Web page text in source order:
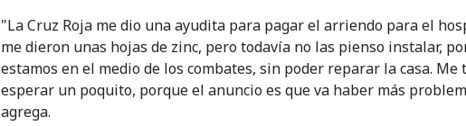
"La Cruz Roja me dio una ayudita para pagar el arriendo para el
me dieron unas hojas de zinc, pero todavía no las pienso instalar,
estamos en el medio de los combates, sin poder reparar la casa. Me
esperar un poquito, porque el anuncio es que va haber más
agrega.